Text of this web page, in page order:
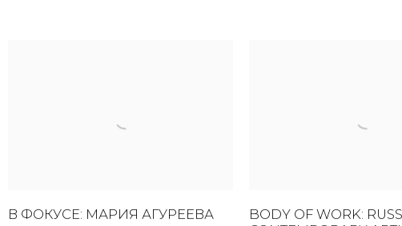
В ФОКУСЕ: МАРИЯ АГУРЕЕВА
BODY OF WORK: